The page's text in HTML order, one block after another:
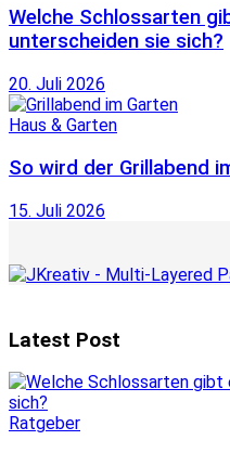
Welche Schlossarten
unterscheiden sie sich?
20. Juli 2026
Haus & Garten
So wird der Grillabend
15. Juli 2026
Latest Post
Ratgeber